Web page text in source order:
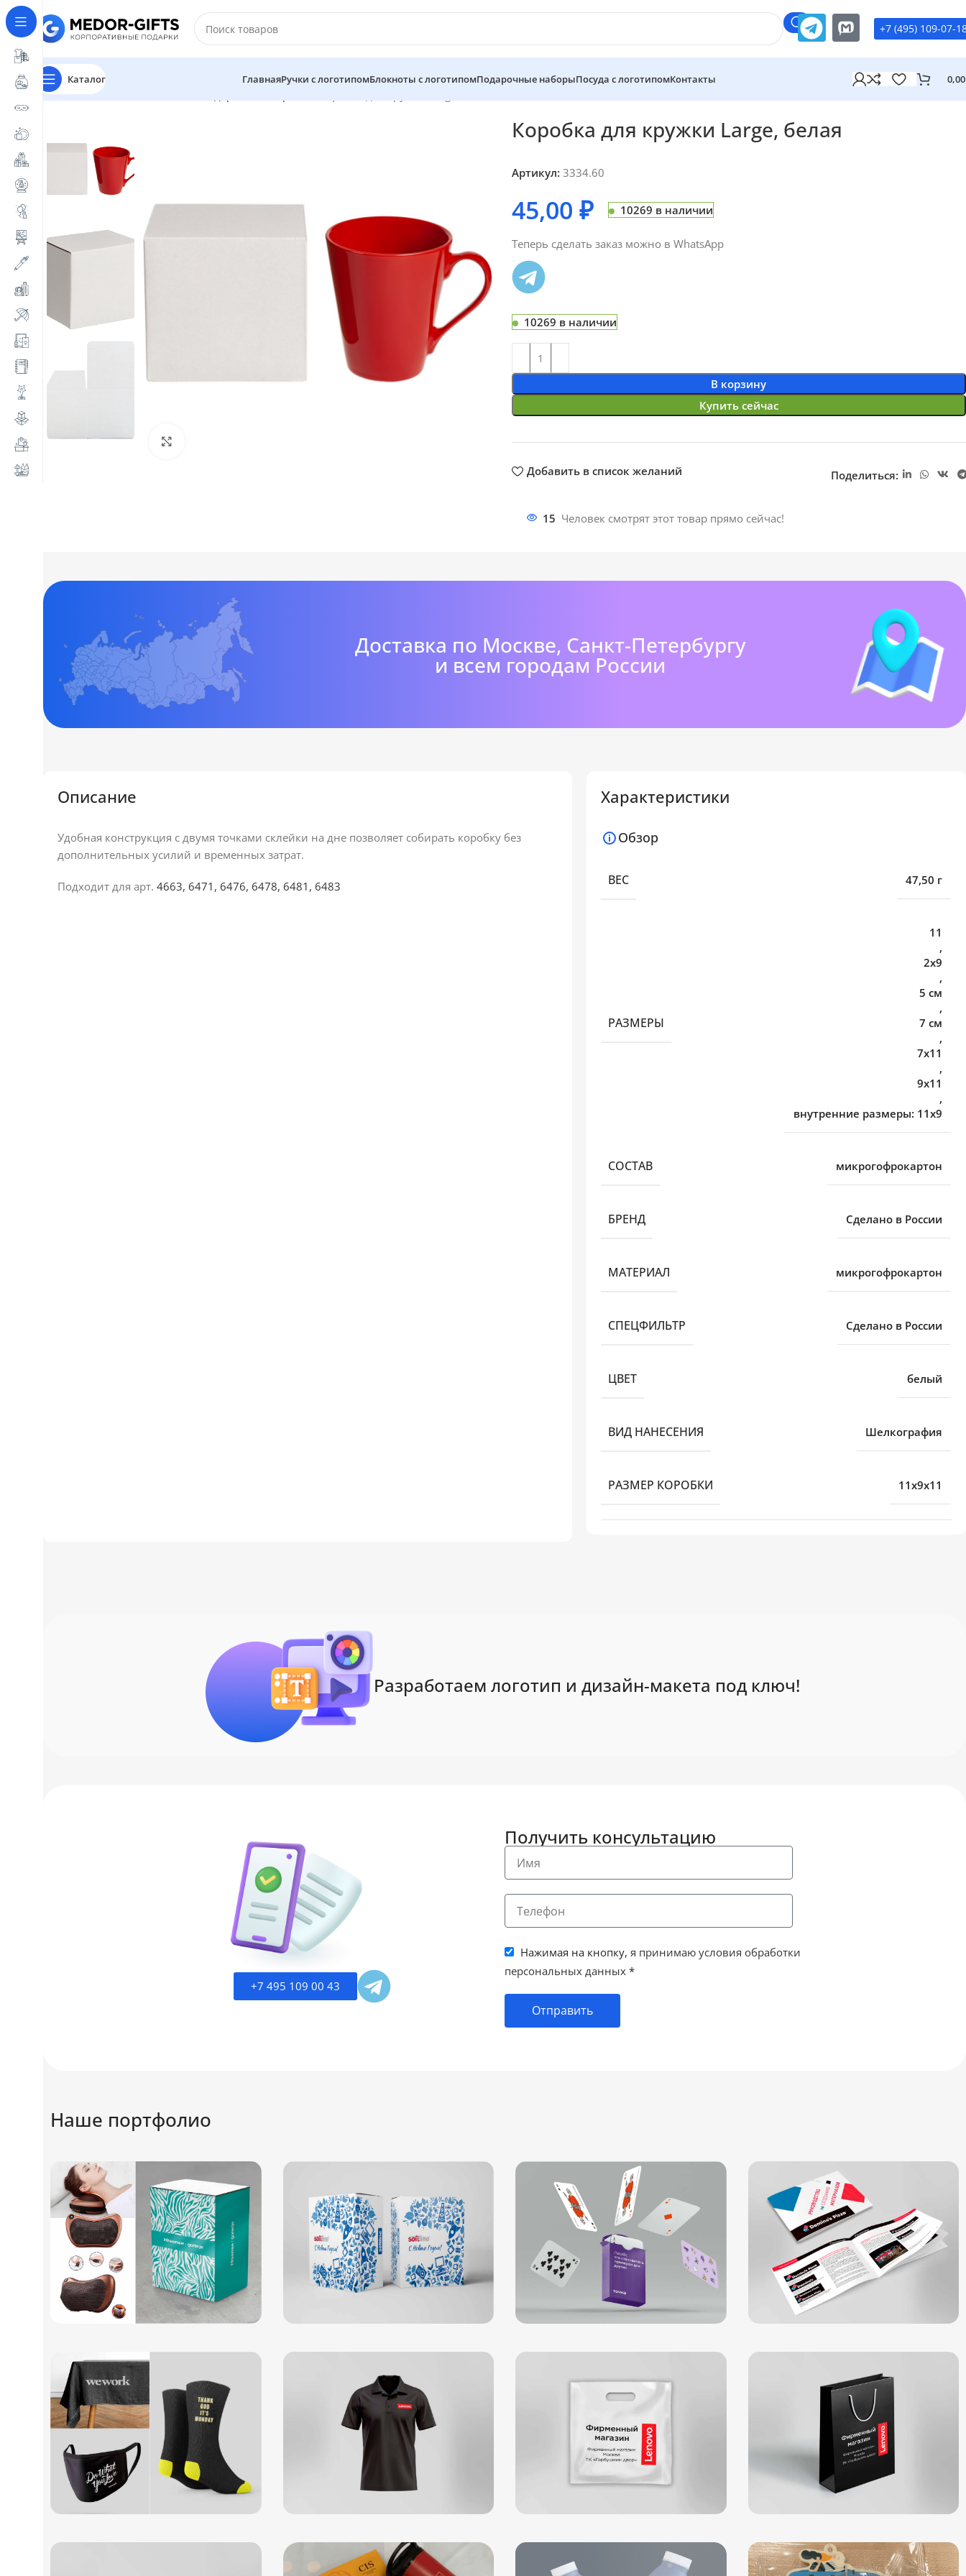
+7 (495) 109-07-
Каталог ГлавнаяРучки с логотипомБлокноты с логотипомПодарочные наборыПосуда с логотипомКонтакты
Главная Магазин
Коробка для кружки Large, белая
Артикул: 3334.60
45,00 ₽ 10269 в наличии
Теперь сделать заказ можно в WhatsApp
10269 в наличии
В корзину
Купить сейчас
Добавить в список желаний Поделиться:
15 Человек смотрят этот товар прямо сейчас!
Доставка по Москве, Санкт-Петербургу
и всем городам России
Описание
Удобная конструкция с двумя точками склейки на дне позволяет собирать коробку без
дополнительных усилий и временных затрат.
Подходит для арт. 4663, 6471, 6476, 6478, 6481, 6483
Характеристики
Обзор
ВЕС 47,50 г
РАЗМЕРЫ
11
,
2х9
,
5 см
,
7 см
,
7х11
,
9х11
,
внутренние размеры: 11х9
СОСТАВ микрогофрокартон
БРЕНД Сделано в России
МАТЕРИАЛ микрогофрокартон
СПЕЦФИЛЬТР Сделано в России
ЦВЕТ белый
ВИД НАНЕСЕНИЯ Шелкография
РАЗМЕР КОРОБКИ 11x9x11
Разработаем логотип и дизайн-макета под ключ!
+7 495 109 00 43
Получить консультацию
Нажимая на кнопку, я принимаю условия обработки
персональных данных *
Отправить
Наше портфолио